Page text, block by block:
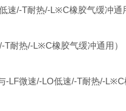
速/-T耐热/-L※C橡胶气缓冲
T耐热/-L※C橡胶气缓冲通用
LF微速/-LO低速/-T耐热/-